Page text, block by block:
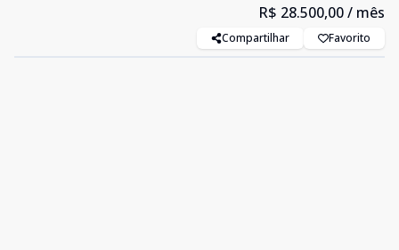
R$ 28.500,00/ mês
Compartilhar Favorito